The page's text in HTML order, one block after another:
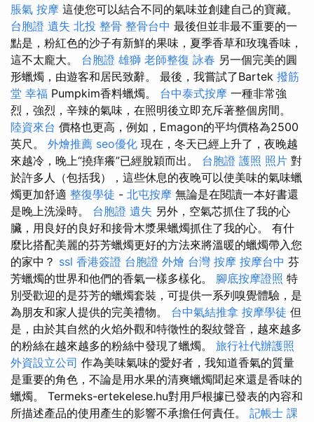
脹氣 按摩 這使您可以結合不同的氣味並創建自己的寶藏。
台胞證 遺失 北投 整骨 整骨台中 最後但並非最不重要的一
點是，粉紅色的沙子有新鮮的果味，夏季香草和玫瑰香味，
這不太龐大。 台胞證 雄獅 老師整復 詠春 另一個完美的圓
形蠟燭，由遊客和居民致辭。 最後，我嘗試了Bartek 撥筋
堂 幸福 Pumpkim香料蠟燭。 台中泰式按摩 一種非常強
烈，強烈，辛辣的氣味，在照明後立即充斥著整個房間。
陸資來台 價格也更高，例如，Emagon的平均價格為2500
英尺。 外燴推薦 seo優化 現在，冬天已經上升了，夜晚越
來越冷，晚上“撓痒癢”已經脫穎而出。 台胞證 護照 照片 對
於許多人（包括我），這些休息的夜晚可以使美味的氣味蠟
燭更加舒適 整復學徒 - 北屯按摩 無論是在閱讀一本好書還
是晚上洗澡時。 台胞證 遺失 另外，空氣芯抓住了我的心
臟，用良好的良好和接骨木漿果蠟燭抓住了我的心。 有什
麼比搭配美麗的芬芳蠟燭更好的方法來將溫暖的蠟燭帶入您
的家中？ ssl 香港簽證 台胞證 外燴 台灣 按摩 按摩台中 芬
芳蠟燭的世界和他們的香氣一樣多樣化。 腳底按摩證照 特
別受歡迎的是芬芳的蠟燭套裝，可提供一系列嗅覺體驗，是
為朋友和家人提供的完美禮物。 台中氣結推拿 按摩學徒 但
是，由於其自​​然的火焰外觀和特徵性的裂紋聲音，越來越多
的粉絲在越來越多的粉絲中發現了蠟燭。 旅行社代辦護照
外資設立公司 作為美味氣味的愛好者，我知道香氣的質量
是重要的角色，不論是用水果的清爽蠟燭聞起來還是香味的
蠟燭。 Termeks-ertekelese.hu對用戶根據已發表的內容和
所描述產品的使用產生的影響不承擔任何責任。 記帳士 課